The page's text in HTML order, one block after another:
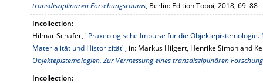
transdisziplinären Forschungsraums, Berlin: Edition Topoi, 2018, 69–88
Incollection:
Hilmar Schäfer, "Praxeologische Impulse für die Objektepistemologie.
Materialität und Historizität", in: Markus Hilgert, Henrike Simon and
Objektepistemologien. Zur Vermessung eines transdisziplinären
Incollection: